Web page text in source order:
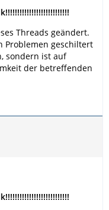
Threads geändert.
Problemen geschiltert
sondern ist auf
der betreffenden